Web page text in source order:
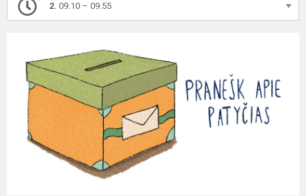
2. 09.10 – 09.55